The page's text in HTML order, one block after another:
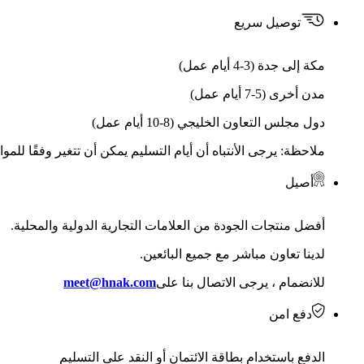
توصيل سريع
مكة إلى جدة (3-4 أيام عمل)
مدن أخرى (5-7 أيام عمل)
دول مجلس التعاون الخليجي (8-10 أيام عمل)
ملاحظة: يرجى الأنتباه أن أيام التسليم يمكن أن تتغير وفقًا
أصيل
أفضل منتجات الجودة من العلامات التجارية الدولية والمحلية.
لدينا تعاون مباشر مع جميع البائعين.
للانضمام ، يرجى الاتصال بنا علىmeet@hnak.com
دفع امن
الدفع باستخدام بطاقة الائتمان أو النقد على التسليم